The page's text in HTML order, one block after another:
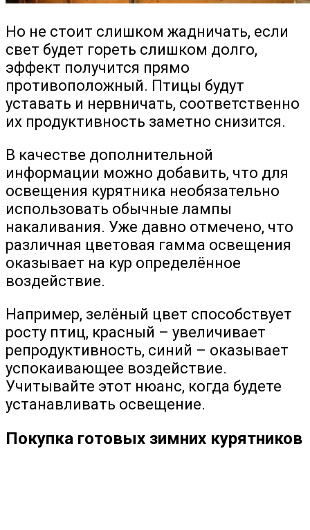
Но не стоит слишком жадничать, если
свет будет гореть слишком долго,
эффект получится прямо
противоположный. Птицы будут
уставать и нервничать, соответственно
их продуктивность заметно снизится.
В качестве дополнительной
информации можно добавить, что для
освещения курятника необязательно
использовать обычные лампы
накаливания. Уже давно отмечено, что
различная цветовая гамма освещения
оказывает на кур определённое
воздействие.
Например, зелёный цвет способствует
росту птиц, красный – увеличивает
репродуктивность, синий – оказывает
успокаивающее воздействие.
Учитывайте этот нюанс, когда будете
устанавливать освещение.
Покупка готовых зимних курятников